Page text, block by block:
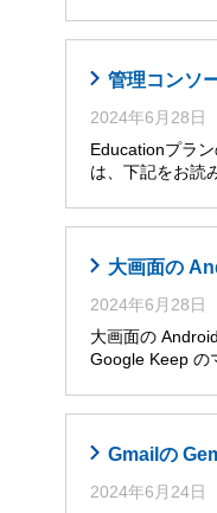
管理コンソ
2024年6月28日
Educationプラ
は、下記をお
大画面の
2024年6月28日
大画面の
Google Keep の
Gmailの
2024年6月24日